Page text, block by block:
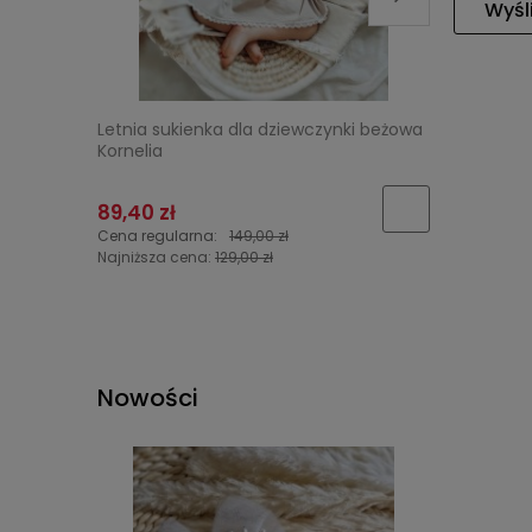
Letnia sukienka dla dziewczynki beżowa
Kornelia
89,40 zł
Cena regularna:
149,00 zł
Najniższa cena: 129,00 zł
Nowości